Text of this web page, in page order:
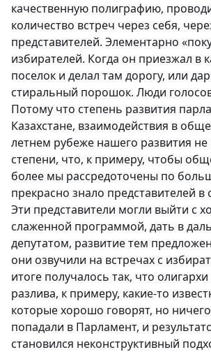
качественную полиграфию,
количество встреч через себя,
представителей. Элементарно
избирателей. Когда он приезжал в
поселок и делал там дорогу, или
стиральный порошок. Люди
Потому что степень развития
Казахстане, взаимодействия в
летнем рубеже нашего развития не
степени, что, к примеру, чтобы
более мы рассредоточены по
прекрасно знало представителей в
Эти представители могли выйти с
слаженной программой, дать в
депутатом, развитие тем
они озвучили на встречах с
итоге получалось так, что
разлива, к примеру, какие-то
которые хорошо говорят, но
попадали в Парламент, и
становился неконструктивный